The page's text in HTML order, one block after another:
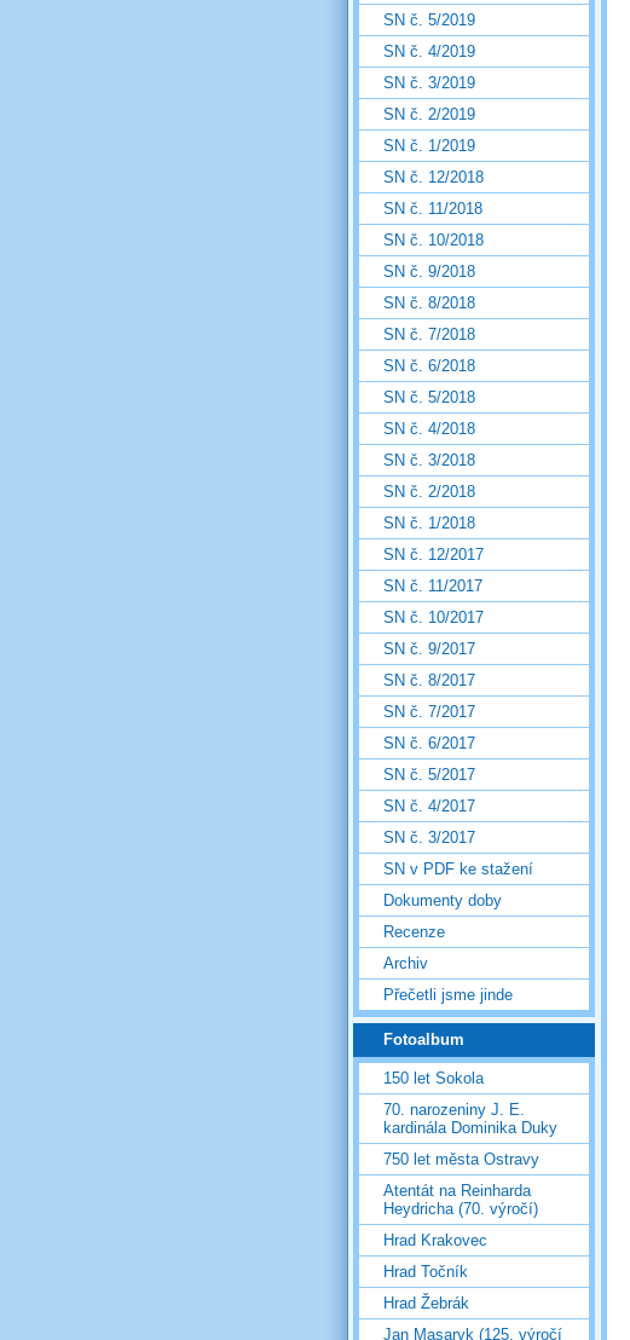
SN č. 5/2019
SN č. 4/2019
SN č. 3/2019
SN č. 2/2019
SN č. 1/2019
SN č. 12/2018
SN č. 11/2018
SN č. 10/2018
SN č. 9/2018
SN č. 8/2018
SN č. 7/2018
SN č. 6/2018
SN č. 5/2018
SN č. 4/2018
SN č. 3/2018
SN č. 2/2018
SN č. 1/2018
SN č. 12/2017
SN č. 11/2017
SN č. 10/2017
SN č. 9/2017
SN č. 8/2017
SN č. 7/2017
SN č. 6/2017
SN č. 5/2017
SN č. 4/2017
SN č. 3/2017
SN v PDF ke stažení
Dokumenty doby
Recenze
Archiv
Přečetli jsme jinde
Fotoalbum
150 let Sokola
70. narozeniny J. E.
kardinála Dominika Duky
750 let města Ostravy
Atentát na Reinharda
Heydricha (70. výročí)
Hrad Krakovec
Hrad Točník
Hrad Žebrák
Jan Masaryk (125. výročí